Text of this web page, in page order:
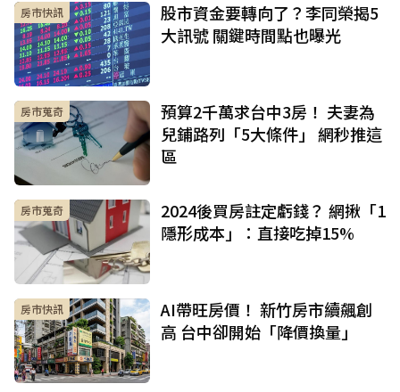
房市快訊
股市資金要轉向了？李同榮揭5
大訊號 關鍵時間點也曝光
房市蒐奇
預算2千萬求台中3房！ 夫妻為
兒鋪路列「5大條件」 網秒推這
區
房市蒐奇
2024後買房註定虧錢？ 網揪「1
隱形成本」：直接吃掉15%
房市快訊
AI帶旺房價！ 新竹房市續飆創
高 台中卻開始「降價換量」